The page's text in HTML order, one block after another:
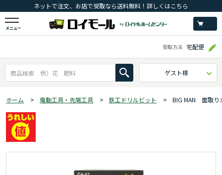
ネットで注文、お店で受取なら送料無料！詳しくはこちら
メニュー
受取方法 宅配便
ゲスト様
ホーム > 電動工具・先端工具 > 鉄工ドリルビット > BIG MAN 面取